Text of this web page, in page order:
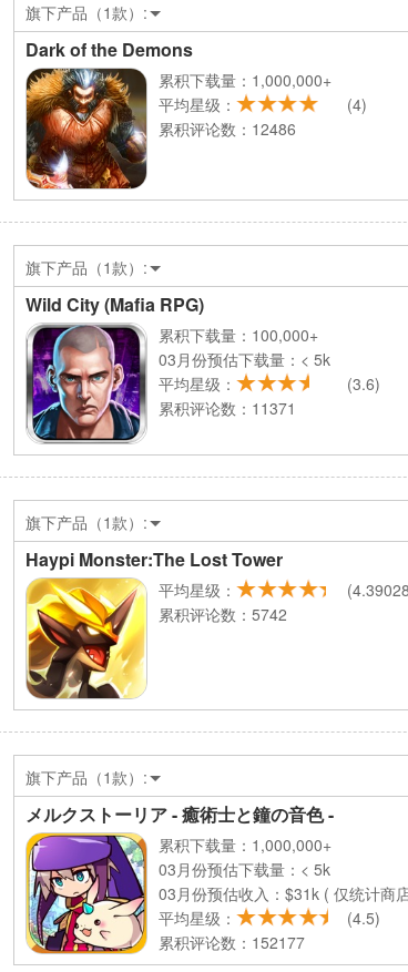
旗下产品（1款）:
Dark of the Demons
累积下载量：1,000,000+
平均星级：
(4)
累积评论数：12486
旗下产品（1款）:
Wild City (Mafia RPG)
累积下载量：100,000+
03月份预估下载量：< 5k
平均星级：
(3.6)
累积评论数：11371
旗下产品（1款）:
Haypi Monster:The Lost Tower
平均星级：
累积评论数：5742
旗下产品（1款）:
メルクストーリア - 癒術士と鐘の音色 -
累积下载量：1,000,000+
03月份预估下载量：< 5k
03月份预估收入：$31k ( 仅统计商
平均星级：
(4.5)
累积评论数：152177